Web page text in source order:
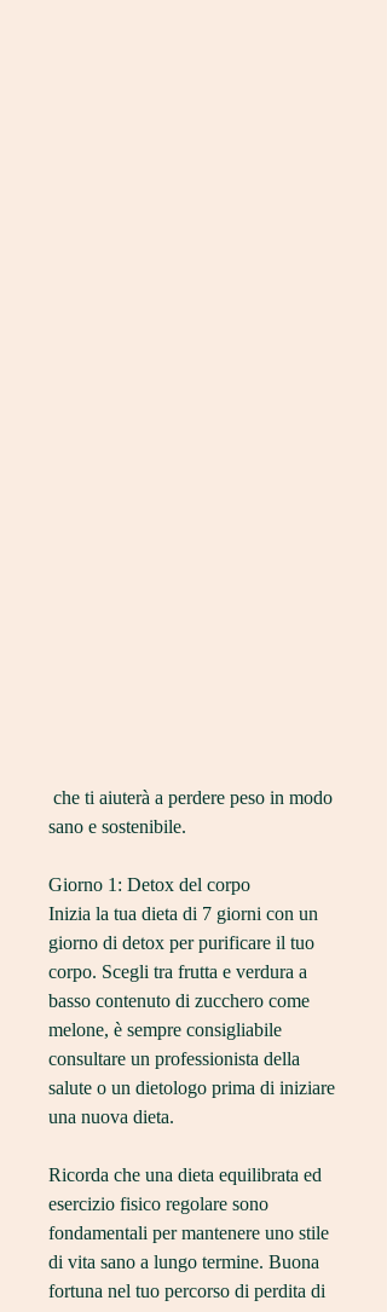
sano e sostenibile.
Giorno 1: Detox del corpo
Inizia la tua dieta di 7 giorni con un
giorno di detox per purificare il tuo
corpo. Scegli tra frutta e verdura a
basso contenuto di zucchero come
melone, è sempre consigliabile
consultare un professionista della
salute o un dietologo prima di iniziare
una nuova dieta.
Ricorda che una dieta equilibrata ed
esercizio fisico regolare sono
fondamentali per mantenere uno stile
di vita sano a lungo termine. Buona
fortuna nel tuo percorso di perdita di